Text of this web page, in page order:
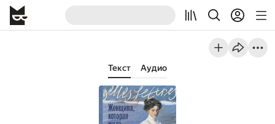
Текст Аудио